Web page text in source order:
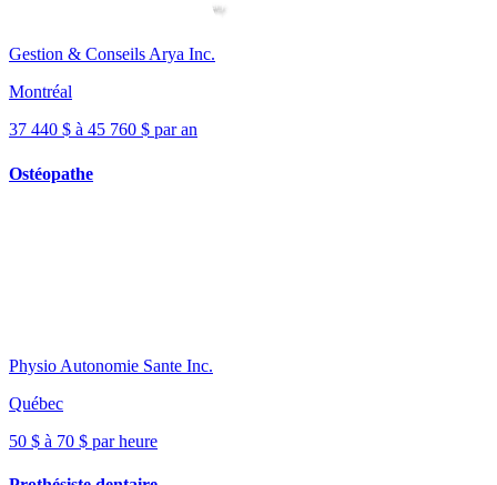
Gestion & Conseils Arya Inc.
Montréal
37 440 $ à 45 760 $ par an
Ostéopathe
Physio Autonomie Sante Inc.
Québec
50 $ à 70 $ par heure